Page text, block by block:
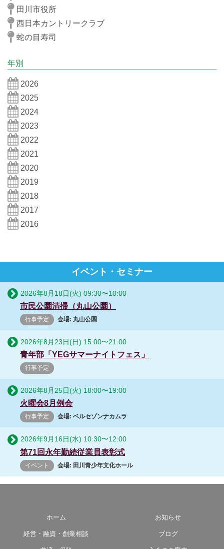
田川市役所
西日本カントリークラブ
蛇の目寿司
年別
2026
2025
2024
2023
2022
2021
2020
2019
2018
2017
2016
イベント・セミナー
2026年8月18日(火) 09:30〜10:00
市民公園清掃（丸山公園）
行事予定 会場: 丸山公園
2026年8月23日(日) 15:00〜21:00
青年部「YEGサマーナイトフェス」
行事予定
2026年8月25日(火) 18:00〜19:00
火曜会8月例会
行事予定 会場: ベルセゾンナカムラ
2026年9月16日(水) 10:30〜12:00
第71回永年勤続従業員表彰式
イベント 会場: 田川青少年文化ホール
ホーム
経営・融資・創業相談
お知らせ
ブログ